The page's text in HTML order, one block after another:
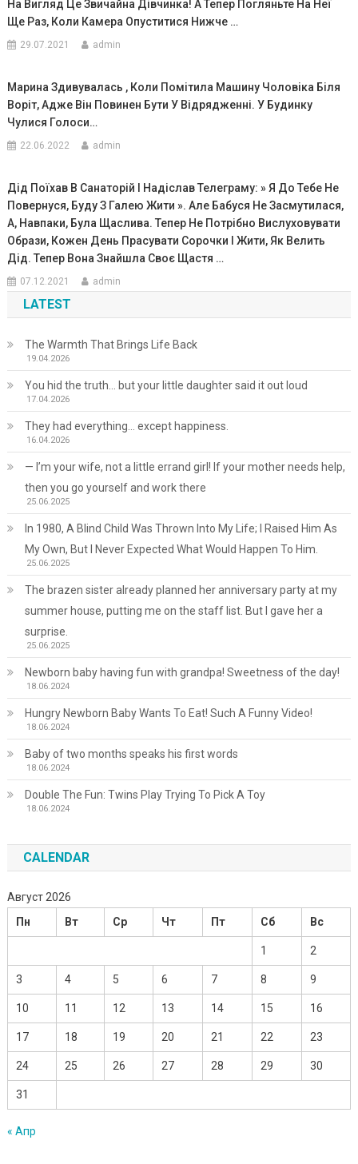
На Вигляд Це Звичайна Дівчинка! А Тепер Погляньте На Неї
Ще Раз, Коли Камера Опуститися Нижче …
29.07.2021 admin
Марина Здивyвалась , Коли Помітила Машину Чоловіка Біля
Воріт, Адже Він Повинен Бути У Відрядженні. У Будинку
Чулися Голоси…
22.06.2022 admin
Дід Поїхав В Санаторій І Надіслав Телеграму: » Я До Тебе Не
Повернуся, Буду З Галею Жити ». Але Бабуся Не Засмутилася,
А, Навпаки, Була Щаслива. Тепер Не Потрібно Вислуховувати
Образи, Кожен День Прасувати Сорочки І Жити, Як Велить
Дід. Тепер Вона Знайшла Своє Щастя …
07.12.2021 admin
LATEST
The Warmth That Brings Life Back
19.04.2026
You hid the truth… but your little daughter said it out loud
17.04.2026
They had everything… except happiness.
16.04.2026
— I’m your wife, not a little errand girl! If your mother needs help,
then you go yourself and work there
25.06.2025
In 1980, A Blind Child Was Thrown Into My Life; I Raised Him As
My Own, But I Never Expected What Would Happen To Him.
25.06.2025
The brazen sister already planned her anniversary party at my
summer house, putting me on the staff list. But I gave her a
surprise.
25.06.2025
Newborn baby having fun with grandpa! Sweetness of the day!
18.06.2024
Hungry Newborn Baby Wants To Eat! Such A Funny Video!
18.06.2024
Baby of two months speaks his first words
18.06.2024
Double The Fun: Twins Play Trying To Pick A Toy
18.06.2024
CALENDAR
Август 2026
Пн
Вт Ср Чт Пт Сб Вс
1 2
3 4 5 6 7 8 9
10 11 12 13 14 15 16
17 18 19 20 21 22 23
24 25 26 27 28 29 30
31
« Апр